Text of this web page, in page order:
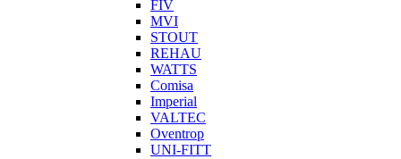
FIV
MVI
STOUT
REHAU
WATTS
Comisa
Imperial
VALTEC
Oventrop
UNI-FITT